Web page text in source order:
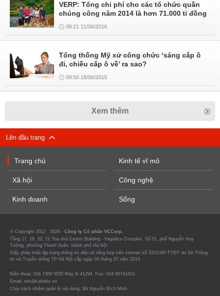
VERP: Tổng chi phí cho các tổ chức quần
chúng công năm 2014 là hơn 71.000 tỉ đồng
09:21 11/06/2016
Tổng thống Mỹ xử công chức ‘sáng cắp ô
đi, chiều cắp ô về’ ra sao?
09:50 18/06/2015
Xem thêm
Lên đầu trang
Trang chủ
Xã hội
Kinh doanh
Kinh tế vĩ mô
Công nghệ
Sống
© Copyright 2012 - 2026 - Công ty Cổ phần VCCorp.
Tầng 17, 19, 20, 21 Toà nhà Center Building - Hapulico Complex, Số 01, phố Nguyễn Huy
Tưởng, phường Thanh Xuân, thành phố Hà Nội
Giấy phép thiết lập trang thông tin điện tử tổng hợp trên internet số 3321/GP-TTĐT do Sở Thông
tin và Truyền thông TP Hà Nội cấp ngày 03 tháng 07 năm 2019.
Điện thoại: 024 7309 5555 Máy lẻ 41294. Fax: 024-39743413
Email: info@cafebiz.vn
Chịu trách nhiệm quản lý nội dung: Bà Nguyễn Bích Minh